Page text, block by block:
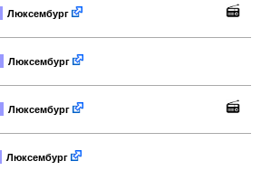
Люксембург
Люксембург
Люксембург
Люксембург